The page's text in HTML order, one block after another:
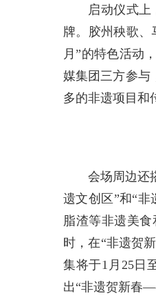
启动仪式
牌。胶州秧歌
月”的特色活动
媒集团三方参与
多的非遗项目和
会场周边还
遗文创区”和“
脂渣等非遗美
时，在“非遗贺
集将于1月25日
出“非遗贺新春